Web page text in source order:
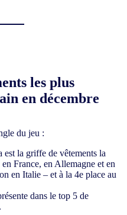
les plus
en décembre
du jeu :
est la griffe de vêtements la
France, en Allemagne et en
en Italie – et à la 4e place au
dans le top 5 de